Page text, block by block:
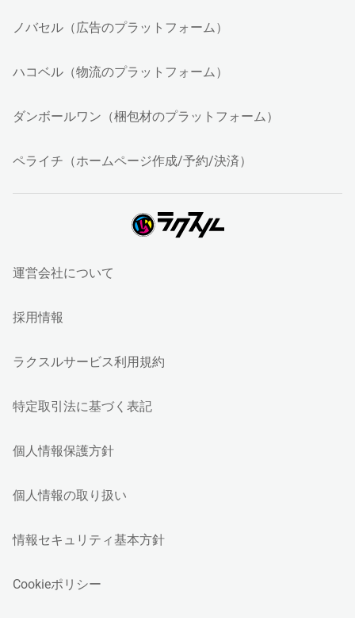
ノバセル（広告のプラットフォーム）
ハコベル（物流のプラットフォーム）
ダンボールワン（梱包材のプラットフォーム）
ペライチ（ホームページ作成/予約/決済）
運営会社について
採用情報
ラクスルサービス利用規約
特定取引法に基づく表記
個人情報保護方針
個人情報の取り扱い
情報セキュリティ基本方針
Cookieポリシー